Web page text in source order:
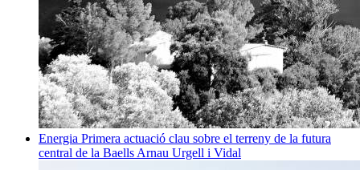
Energia Primera actuació clau sobre el terreny de la futura
central de la Baells Arnau Urgell i Vidal